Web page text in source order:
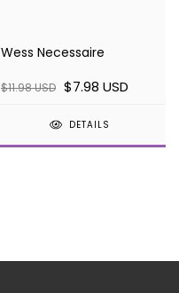
Wess Necessaire
$11.98 USD $7.98 USD
DETAILS